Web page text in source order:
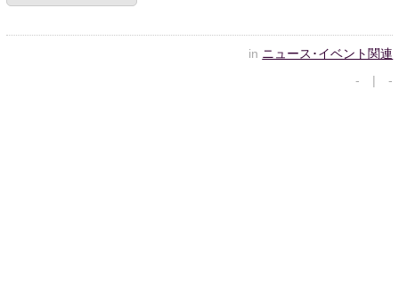
in ニュース･イベント関連
- | -